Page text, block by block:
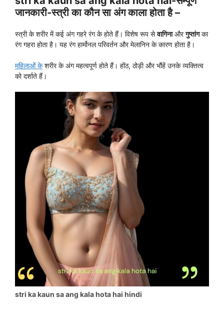
जानकारी-स्त्री का कौन सा अंग काला होता है –
स्त्री के शरीर में कई अंग गहरे रंग के होते हैं। विशेष रूप सेवागिनाऔरगुप्तांगका
रंग गहरा होता है। यह रंग हार्मोनल परिवर्तन और मेलानिन के कारण होता है।
महिलाओं केशरीर के अंग महत्वपूर्ण होते हैं। होंठ, ठोड़ी और भौंहें उनके व्यक्तित्व
को दर्शाते हैं।
stri ka kaun sa ang kala hota hai hindi